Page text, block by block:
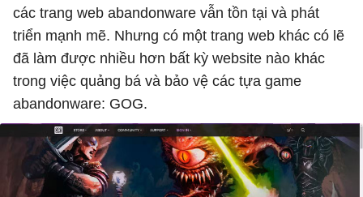
các trang web abandonware vẫn tồn tại và phát
triển mạnh mẽ. Nhưng có một trang web khác có lẽ
đã làm được nhiều hơn bất kỳ website nào khác
trong việc quảng bá và bảo vệ các tựa game
abandonware: GOG.